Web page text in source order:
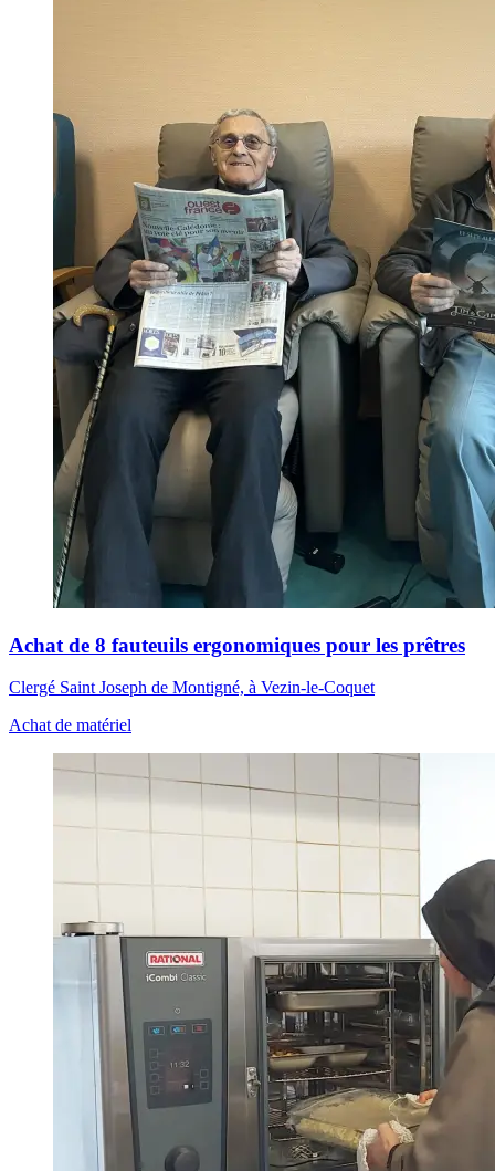
Achat de 8 fauteuils ergonomiques pour les prêtres
Clergé Saint Joseph de Montigné, à Vezin-le-Coquet
Achat de matériel